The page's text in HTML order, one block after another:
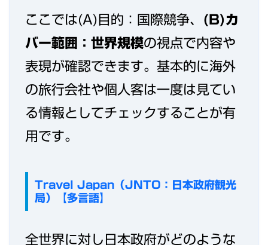
ここでは(A)目的：国際競争、 (B)カ
バー範囲：世界規模の視点で内容や
表現が確認できます。基本的に海外
の旅行会社や個人客は一度は見てい
る情報としてチェックすることが有
用です。
Travel Japan（JNTO：日本政府観光
局）【多言語】
全世界に対し日本政府がどのような